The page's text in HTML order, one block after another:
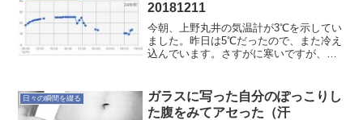
20181211
今朝、上野丸井の気温計が3℃を示してい
ました。昨日は5℃だったので、また冷え
込んでいます。さすがに寒いですが、身
ンだと10℃オーバー。体感温度はもう少
し低いですね〜気温...
日々の瞬間を綴る
ガラスに写った自分のぽっこりし
た腹をみてアセった（汗